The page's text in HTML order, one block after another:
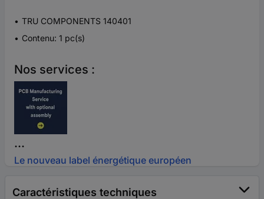
TRU COMPONENTS 140401
Contenu: 1 pc(s)
Nos services :
...
Le nouveau label énergétique européen
Caractéristiques techniques